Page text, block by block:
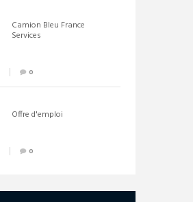
Camion Bleu France
Services
0
Offre d'emploi
0